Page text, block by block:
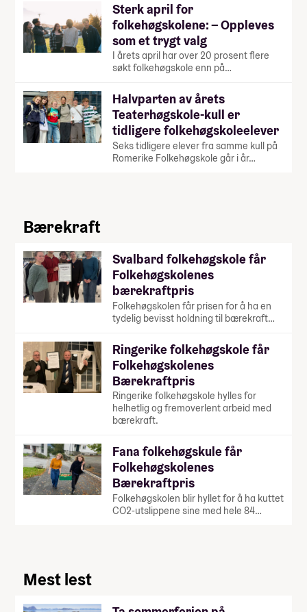
Sterk april for
folkehøgskolene: – Oppleves
som et trygt valg
I årets april har over 20 prosent flere
søkt folkehøgskole enn på…
Halvparten av årets
Teaterhøgskole-kull er
tidligere folkehøgskoleelever
Seks tidligere elever fra samme kull på
Romerike Folkehøgskole går i år…
Bærekraft
Svalbard folkehøgskole får
Folkehøgskolenes
bærekraftpris
Folkehøgskolen får prisen for å ha en
tydelig bevisst holdning til bærekraft…
Ringerike folkehøgskole får
Folkehøgskolenes
Bærekraftpris
Ringerike folkehøgskole hylles for
helhetlig og fremoverlent arbeid med
bærekraft.
Fana folkehøgskule får
Folkehøgskolenes
Bærekraftpris
Folkehøgskolen blir hyllet for å ha kuttet
CO2-utslippene sine med hele 84…
Mest lest